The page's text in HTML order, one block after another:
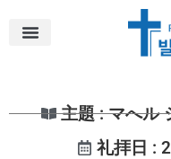
主題 : マへル
礼拝日 :